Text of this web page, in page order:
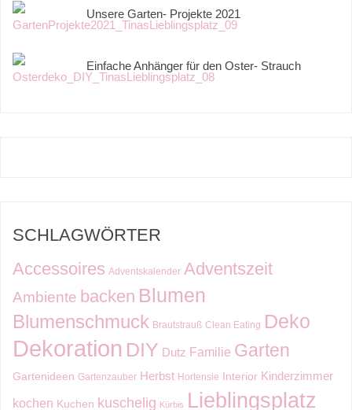
Unsere Garten- Projekte 2021
Einfache Anhänger für den Oster- Strauch
SCHLAGWÖRTER
Accessoires Adventskalender Adventszeit
Ambiente backen Blumen
Blumenschmuck Brautstrauß Clean Eating Deko
Dekoration DIY Dutz Familie Garten
Gartenideen Gartenzauber Herbst Hortensie Interior Kinderzimmer
kochen Kuchen kuschelig Kürbis Lieblingsplatz